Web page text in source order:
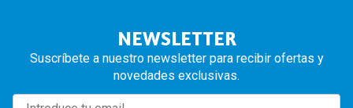
NEWSLETTER
Suscríbete a nuestro newsletter para recibir ofertas y
novedades exclusivas.